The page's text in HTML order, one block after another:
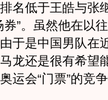
低于王皓与张
”。虽然他在以
于是中国男队在
龙还是很有希望
运会“门票”的竞